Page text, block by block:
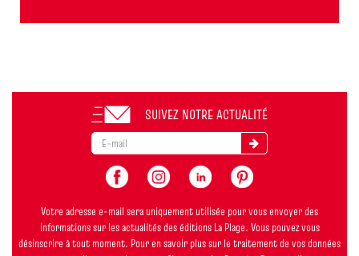
SUIVEZ NOTRE ACTUALITÉ
Votre adresse e-mail sera uniquement utilisée pour vous envoyer des
informations sur les actualités des éditions La Plage. Vous pouvez vous
désinscrire à tout moment. Pour en savoir plus sur le traitement de vos données